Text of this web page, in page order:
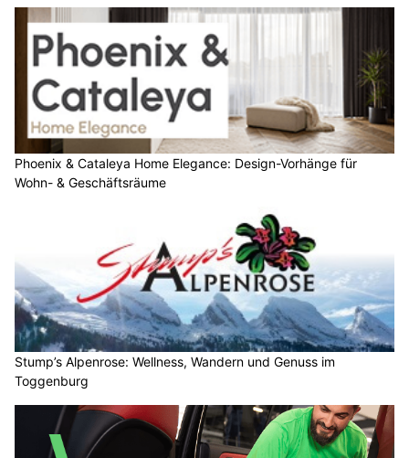
Phoenix & Cataleya Home Elegance: Design-Vorhänge für
Wohn- & Geschäftsräume
Stump’s Alpenrose: Wellness, Wandern und Genuss im
Toggenburg